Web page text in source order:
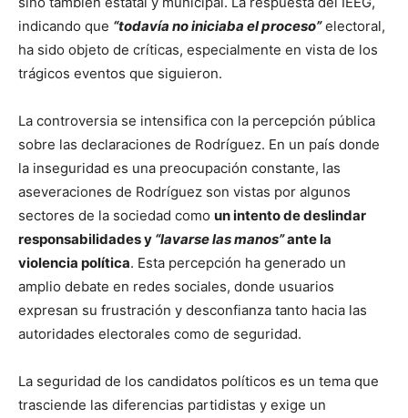
indicando que “todavía no iniciaba el proceso”electoral,
ha sido objeto de críticas, especialmente en vista de los
trágicos eventos que siguieron.
La controversia se intensifica con la percepción pública
sobre las declaraciones de Rodríguez. En un país donde
la inseguridad es una preocupación constante, las
aseveraciones de Rodríguez son vistas por algunos
sectores de la sociedad como un intento de deslindar
responsabilidades y “lavarse las manos”ante la
violencia política. Esta percepción ha generado un
amplio debate en redes sociales, donde usuarios
expresan su frustración y desconfianza tanto hacia las
autoridades electorales como de seguridad.
La seguridad de los candidatos políticos es un tema que
trasciende las diferencias partidistas y exige un